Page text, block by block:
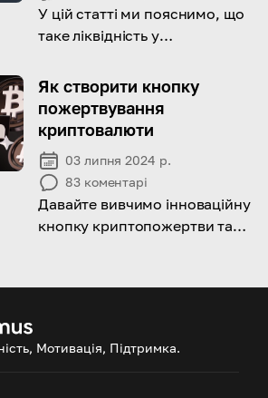
У цій статті ми пояснимо, що
таке ліквідність у
важливо для трейдерів
ознайомитися з цим
терміном.
Як створити кнопку
пожертвування
криптовалюти
03 липня 2024 р.
83 коментарі
Давайте вивчимо інноваційну
кнопку криптопожертви та
Мотивація, Підтримка.